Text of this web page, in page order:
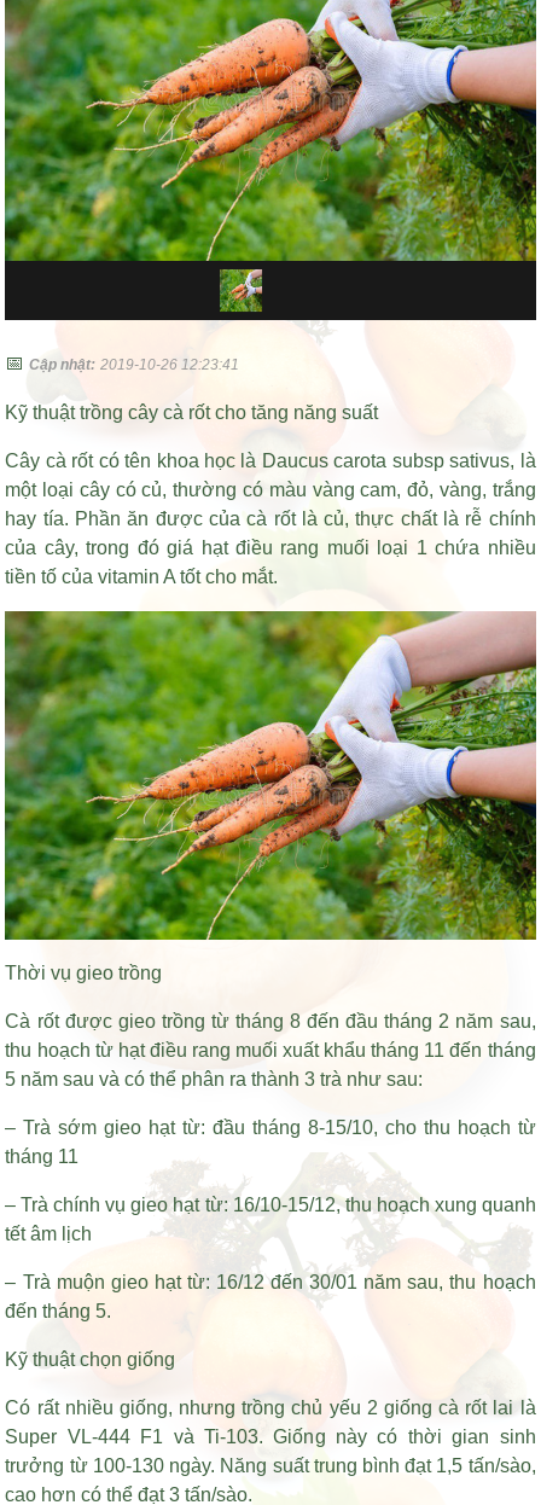
📅Cập nhật: 2019-10-26 12:23:41
Kỹ thuật trồng cây cà rốt cho tăng năng suất
Cây cà rốt có tên khoa học là Daucus carota subsp sativus, là
một loại cây có củ, thường có màu vàng cam, đỏ, vàng, trắng
hay tía. Phần ăn được của cà rốt là củ, thực chất là rễ chính
của cây, trong đógiá hạt điều rang muối loại 1 chứa nhiều
tiền tố của vitamin A tốt cho mắt.
Thời vụ gieo trồng
Cà rốt được gieo trồng từ tháng 8 đến đầu tháng 2 năm sau,
thu hoạch từ hạt điều rang muối xuất khẩu tháng 11 đến tháng
5 năm sau và có thể phân ra thành 3 trà như sau:
– Trà sớm gieo hạt từ: đầu tháng 8-15/10, cho thu hoạch từ
tháng 11
– Trà chính vụ gieo hạt từ: 16/10-15/12, thu hoạch xung quanh
tết âm lịch
– Trà muộn gieo hạt từ: 16/12 đến 30/01 năm sau, thu hoạch
đến tháng 5.
Kỹ thuật chọn giống
Có rất nhiều giống, nhưng trồng chủ yếu 2 giống cà rốt lai là
Super VL-444 F1 và Ti-103. Giống này có thời gian sinh
trưởng từ 100-130 ngày. Năng suất trung bình đạt 1,5 tấn/sào,
cao hơn có thể đạt 3 tấn/sào.